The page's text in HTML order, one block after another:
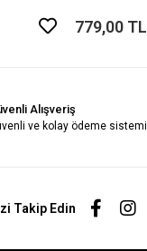
779,00 TL
Alışveriş
ve kolay ödeme sistemi
Takip Edin